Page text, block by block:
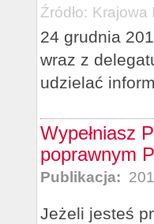
Źródło: Krajowa
24 grudnia
wraz z
udzielać
Wypełniasz
poprawnym
Publikacja:
Jeżeli jesteś